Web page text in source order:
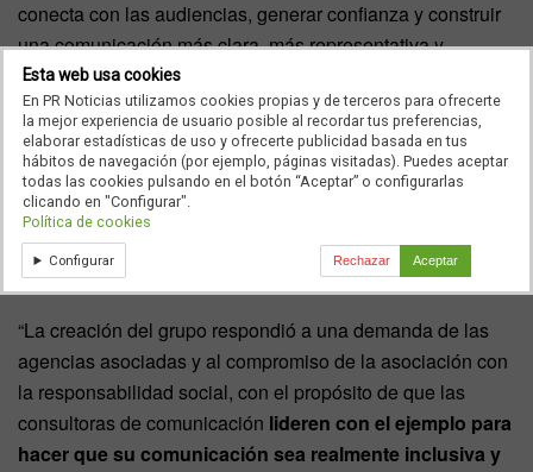
conecta con las audiencias, generar confianza y construir
una comunicación más clara, más representativa y
humana, sin dejar a nadie fuera”, señala
Mateo, Directora de ILUNION Comunicación Social.
Este grupo de trabajo nació a finales de 2024 a raíz de la
incorporación a ADC de ILUNION Comunicación Social,
agencia perteneciente al Grupo Social ONCE y cuya
plantilla está formada en gran parte por personas con
discapacidad.
“La creación del grupo respondió a una demanda de las
agencias asociadas y al compromiso de la asociación con
la responsabilidad social, con el propósito de que las
consultoras de comunicación lideren con el ejemplo para
hacer que su comunicación sea realmente inclusiva y
Esta web usa cookies
En PR Noticias utilizamos cookies propias y de terceros para ofrecerte
la mejor experiencia de usuario posible al recordar tus preferencias,
elaborar estadísticas de uso y ofrecerte publicidad basada en tus
hábitos de navegación (por ejemplo, páginas visitadas). Puedes aceptar
todas las cookies pulsando en el botón “Aceptar” o configurarlas
clicando en "Configurar".
Política de cookies
Configurar Rechazar Aceptar